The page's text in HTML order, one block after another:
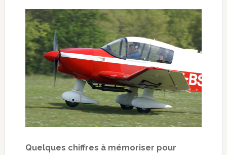
Quelques chiffres à mémoriser pour